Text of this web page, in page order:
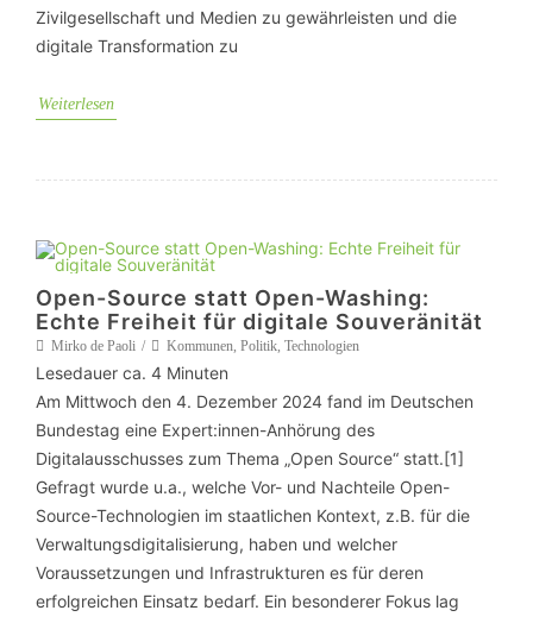
Zivilgesellschaft und Medien zu gewährleisten und die
digitale Transformation zu
Weiterlesen
Open-Source statt Open-Washing:
Echte Freiheit für digitale Souveränität
Mirko de Paoli Kommunen, Politik, Technologien
Lesedauer ca. 4 Minuten
Am Mittwoch den 4. Dezember 2024 fand im Deutschen
Bundestag eine Expert:innen-Anhörung des
Digitalausschusses zum Thema „Open Source“ statt.[1]
Gefragt wurde u.a., welche Vor- und Nachteile Open-
Source-Technologien im staatlichen Kontext, z.B. für die
Verwaltungsdigitalisierung, haben und welcher
Voraussetzungen und Infrastrukturen es für deren
erfolgreichen Einsatz bedarf. Ein besonderer Fokus lag